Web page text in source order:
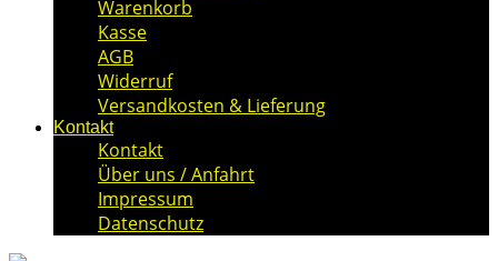
Warenkorb
Kasse
AGB
Widerruf
Versandkosten & Lieferung
Kontakt
Kontakt
Über uns / Anfahrt
Impressum
Datenschutz